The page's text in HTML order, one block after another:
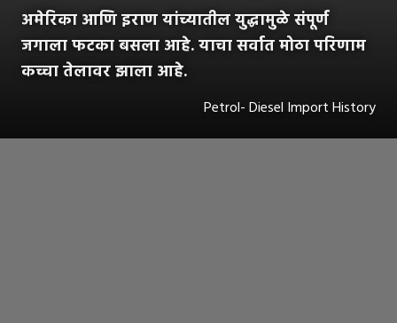
अमेरिका आणि इराण यांच्यातील युद्धामुळे संपूर्ण
जगाला फटका बसला आहे. याचा सर्वात मोठा परिणाम
कच्चा तेलावर झाला आहे.
Petrol- Diesel Import History